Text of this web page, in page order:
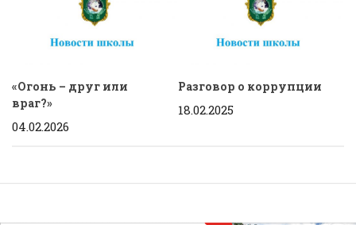
«Огонь – друг или
враг?»
04.02.2026
Разговор о коррупции
18.02.2025